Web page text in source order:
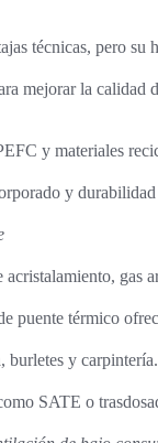
técnicas, pero su
mejorar la calidad
y materiales
y
puente térmico
y
SATE o